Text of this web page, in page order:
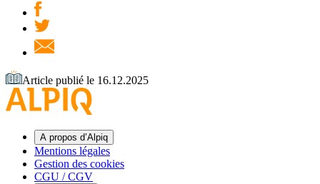
Article publié le 16.12.2025
A propos d’Alpiq
Mentions légales
Gestion des cookies
CGU / CGV